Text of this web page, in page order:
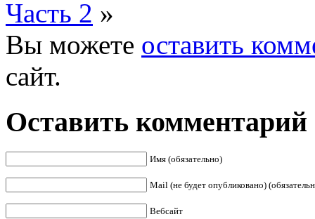
Часть 2 »
Вы можете оставить
сайт.
Оставить комментарий
Имя (обязательно)
Mail (не будет опубликовано)
Вебсайт